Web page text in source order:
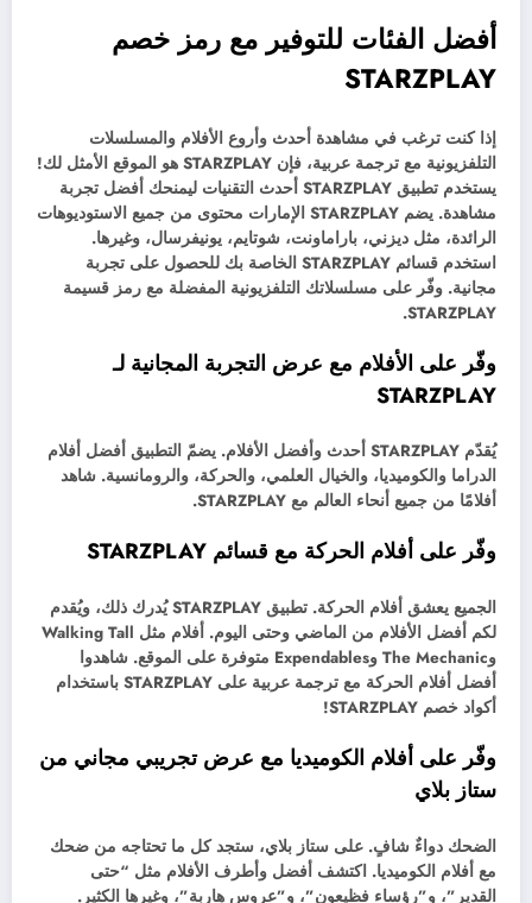
أفضل الفئات للتوفير مع رمز خصم
STARZPLAY
إذا كنت ترغب في مشاهدة أحدث وأروع الأفلام والمسلسلات
التلفزيونية مع ترجمة عربية، فإن STARZPLAY هو الموقع الأمثل لك!
يستخدم تطبيق STARZPLAY أحدث التقنيات ليمنحك أفضل تجربة
مشاهدة. يضم STARZPLAY الإمارات محتوى من جميع الاستوديوهات
الرائدة، مثل ديزني، باراماونت، شوتايم، يونيفرسال، وغيرها.
استخدم قسائم STARZPLAY الخاصة بك للحصول على تجربة
مجانية. وفّر على مسلسلاتك التلفزيونية المفضلة مع رمز قسيمة
STARZPLAY.
وفّر على الأفلام مع عرض التجربة المجانية لـ
STARZPLAY
يُقدّم STARZPLAY أحدث وأفضل الأفلام. يضمّ التطبيق أفضل أفلام
الدراما والكوميديا، والخيال العلمي، والحركة، والرومانسية. شاهد
أفلامًا من جميع أنحاء العالم مع STARZPLAY.
وفّر على أفلام الحركة مع قسائم STARZPLAY
الجميع يعشق أفلام الحركة. تطبيق STARZPLAY يُدرك ذلك، ويُقدم
لكم أفضل الأفلام من الماضي وحتى اليوم. أفلام مثل Walking Tall
وThe Mechanic وExpendables متوفرة على الموقع. شاهدوا
أفضل أفلام الحركة مع ترجمة عربية على STARZPLAY باستخدام
أكواد خصم STARZPLAY!
وفّر على أفلام الكوميديا ​​مع عرض تجريبي مجاني من
ستاز بلاي
الضحك دواءٌ شافٍ. على ستاز بلاي، ستجد كل ما تحتاجه من ضحك
مع أفلام الكوميديا. اكتشف أفضل وأطرف الأفلام مثل “حتى
القدير”، و”رؤساء فظيعون”، و”عروس هاربة”، وغيرها الكثير.